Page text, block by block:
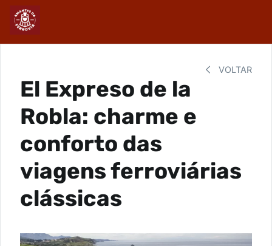
VOLTAR
El Expreso de la
Robla: charme e
conforto das
viagens ferroviárias
clássicas